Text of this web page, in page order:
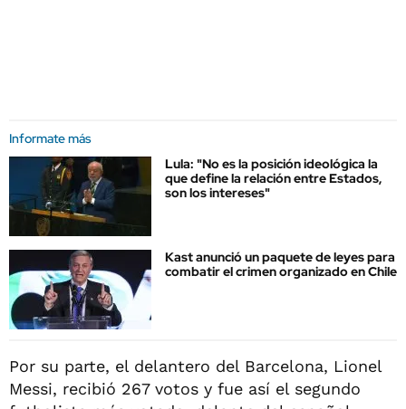
Informate más
Lula: "No es la posición ideológica la
que define la relación entre Estados,
son los intereses"
Kast anunció un paquete de leyes para
combatir el crimen organizado en Chile
Por su parte, el delantero del Barcelona, Lionel
Messi, recibió 267 votos y fue así el segundo